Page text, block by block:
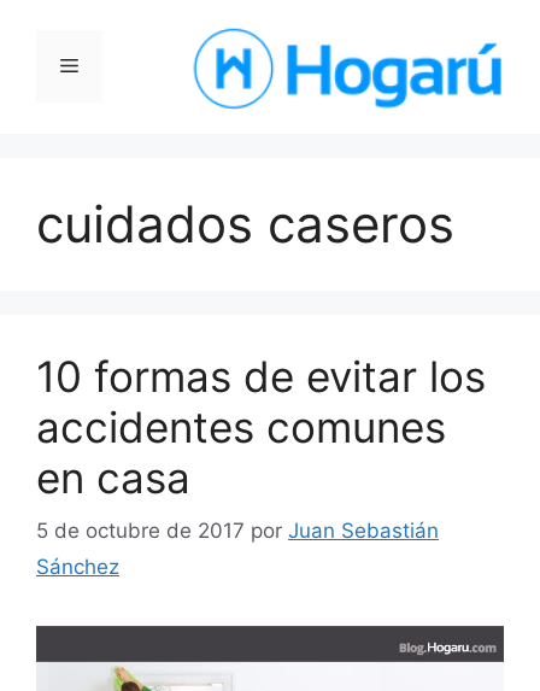
contenidoMenú
cuidados caseros
10 formas de evitar los
accidentes comunes
en casa
5 de octubre de 2017 por Juan Sebastián
Sánchez